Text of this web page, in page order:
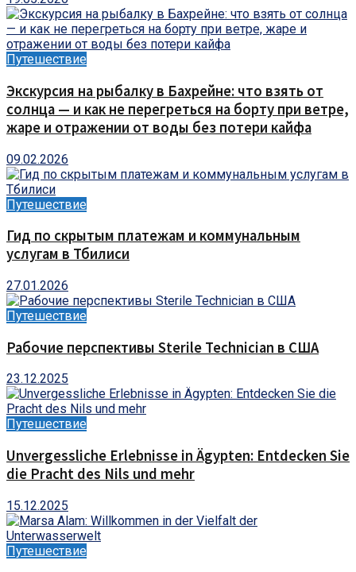
Путешествие
Экскурсия на рыбалку в Бахрейне: что взять от
солнца — и как не перегреться на борту при ветре,
жаре и отражении от воды без потери кайфа
09.02.2026
Путешествие
Гид по скрытым платежам и коммунальным
услугам в Тбилиси
27.01.2026
Путешествие
Рабочие перспективы Sterile Technician в США
23.12.2025
Путешествие
Unvergessliche Erlebnisse in Ägypten: Entdecken Sie
die Pracht des Nils und mehr
15.12.2025
Путешествие